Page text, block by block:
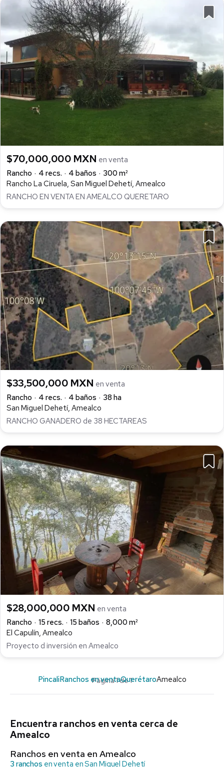
$70,000,000 MXN en venta
Rancho
4 recs. 4 baños
300 m²
Rancho La Ciruela, San Miguel Dehetí, Amealco
RANCHO EN VENTA EN AMEALCO QUERETARO
$33,500,000 MXN en venta
Rancho
4 recs. 4 baños
38 ha
San Miguel Dehetí, Amealco
RANCHO GANADERO de 38 HECTAREAS
$28,000,000 MXN en venta
Rancho
15 recs. 15 baños
8,000 m²
El Capulín, Amealco
Proyecto d inversión en Amealco
Página 1 de 1
PincaliRanchos en ventaQuerétaroAmealco
Encuentra ranchos en venta cerca de
Amealco
Ranchos en venta en Amealco
3 ranchos en venta en San Miguel Dehetí